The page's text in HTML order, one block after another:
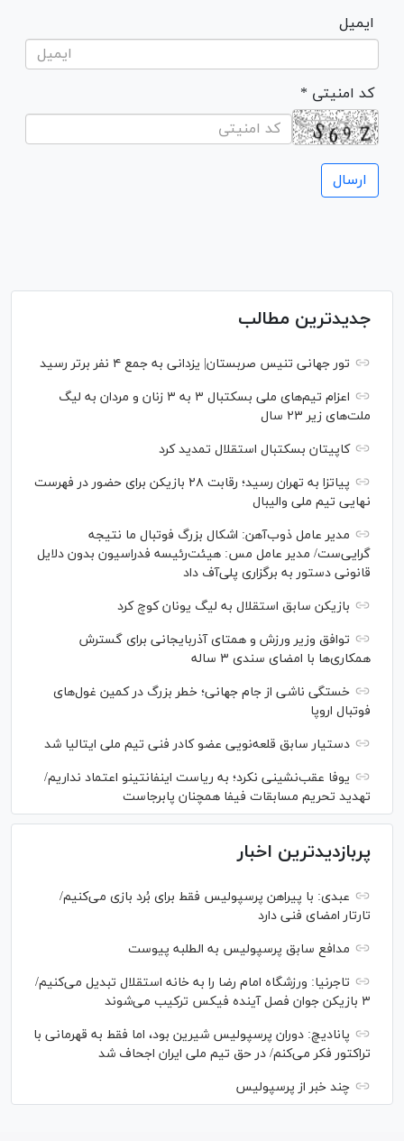
ایمیل
* کد امنیتی
جدیدترین مطالب
تور جهانی تنیس صربستان| یزدانی به جمع ۴ نفر برتر رسید
اعزام تیم‌های ملی بسکتبال ۳ به ۳ زنان و مردان به لیگ
ملت‌های زیر ۲۳ سال
کاپیتان بسکتبال استقلال تمدید کرد
پیاتزا به تهران رسید؛ رقابت ۲۸ بازیکن برای حضور در فهرست
نهایی تیم ملی والیبال
مدیر عامل ذوب‌آهن: اشکال بزرگ فوتبال ما نتیجه
گرایی‌ست/ مدیر عامل مس: هیئت‌رئیسه فدراسیون بدون دلایل
قانونی دستور به برگزاری پلی‌آف داد
بازیکن سابق استقلال به لیگ یونان کوچ کرد
توافق وزیر ورزش و همتای آذربایجانی برای گسترش
همکاری‌ها با امضای سندی ۳ ساله
خستگی ناشی از جام جهانی؛ خطر بزرگ در کمین غول‌های
فوتبال اروپا
دستیار سابق قلعه‌نویی عضو کادر فنی تیم ملی ایتالیا شد
یوفا عقب‌نشینی نکرد؛ به ریاست اینفانتینو اعتماد نداریم/
تهدید تحریم مسابقات فیفا همچنان پابرجاست
پربازدیدترین اخبار
عبدی: با پیراهن پرسپولیس فقط برای بُرد بازی می‌کنیم/
تارتار امضای فنی دارد
مدافع سابق پرسپولیس به الطلبه پیوست
تاجرنیا: ورزشگاه امام رضا را به خانه استقلال تبدیل می‌کنیم/
۳ بازیکن جوان فصل آینده فیکس ترکیب می‌شوند
پانادیچ: دوران پرسپولیس شیرین بود، اما فقط به قهرمانی با
تراکتور فکر می‌کنم/ در حق تیم ملی ایران اجحاف شد
چند خبر از پرسپولیس